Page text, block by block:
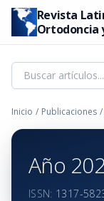
Revista
Ortodoncia
Inicio / Publicaciones /
Año
ISSN: 1317-